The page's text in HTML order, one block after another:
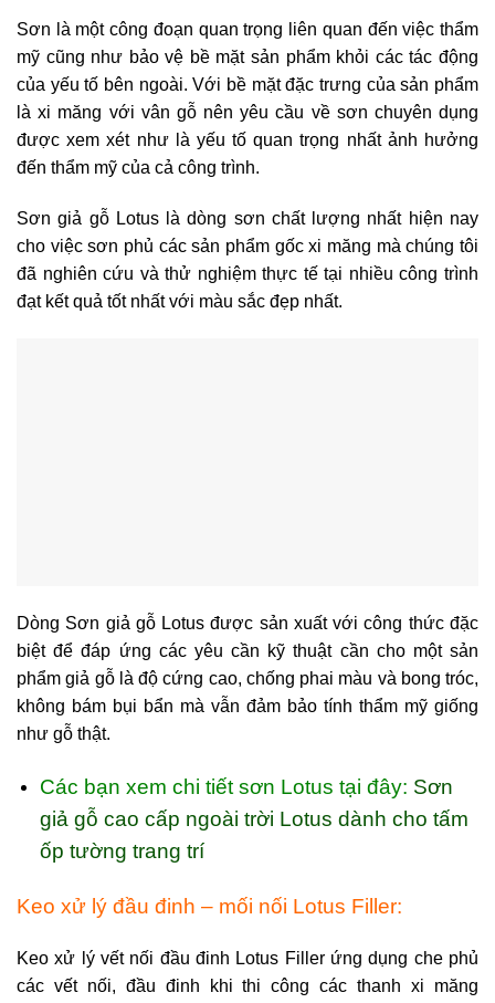
Sơn là một công đoạn quan trọng liên quan đến việc thẩm
mỹ cũng như bảo vệ bề mặt sản phẩm khỏi các tác động
của yếu tố bên ngoài. Với bề mặt đặc trưng của sản phẩm
là xi măng với vân gỗ nên yêu cầu về sơn chuyên dụng
được xem xét như là yếu tố quan trọng nhất ảnh hưởng
đến thẩm mỹ của cả công trình.
Sơn giả gỗ Lotus là dòng sơn chất lượng nhất hiện nay
cho việc sơn phủ các sản phẩm gốc xi măng mà chúng tôi
đã nghiên cứu và thử nghiệm thực tế tại nhiều công trình
đạt kết quả tốt nhất với màu sắc đẹp nhất.
Dòng Sơn giả gỗ Lotus được sản xuất với công thức đặc
biệt để đáp ứng các yêu cần kỹ thuật cần cho một sản
phẩm giả gỗ là độ cứng cao, chống phai màu và bong tróc,
không bám bụi bẩn mà vẫn đảm bảo tính thẩm mỹ giống
như gỗ thật.
Các bạn xem chi tiết sơn Lotus tại đây: Sơn
giả gỗ cao cấp ngoài trời Lotus dành cho tấm
ốp tường trang trí
Keo xử lý đầu đinh – mối nối Lotus Filler:
Keo xử lý vết nối đầu đinh Lotus Filler ứng dụng che phủ
các vết nối, đầu đinh khi thi công các thanh xi măng